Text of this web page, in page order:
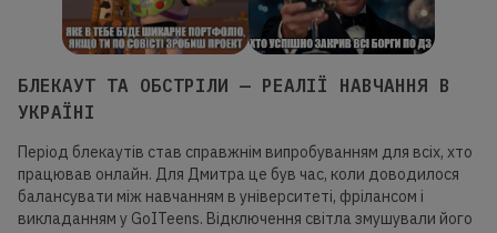
БЛЕКАУТ ТА ОБСТРІЛИ — РЕАЛІЇ НАВЧАННЯ В
УКРАЇНІ
Період блекаутів став справжнім випробуванням для всіх, хто
працював онлайн. Для Дмитра це був час, коли доводилося
балансувати між навчанням в університеті, фрілансом і
викладанням у GoITeens. Відключення світла змушували його